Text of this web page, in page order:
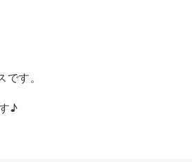
す。
♪